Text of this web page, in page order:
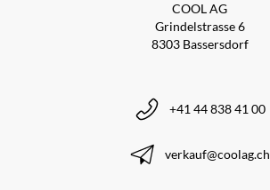
COOL AG
Grindelstrasse 6
8303 Bassersdorf
+41 44 838 41 00
verkauf@coolag.ch